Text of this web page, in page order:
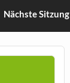
Nächste Sitzung